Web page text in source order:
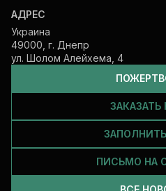
ПИСЬМО НА
АДРЕС
Украина
49000, г. Днепр
ул. Шолом Алейхема, 4